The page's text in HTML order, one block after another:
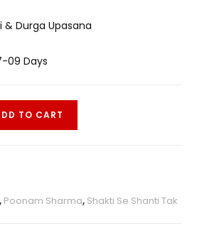
& Durga Upasana
09 Days
TO CART
, Poonam Sharma, Shakti Se Shanti Tak